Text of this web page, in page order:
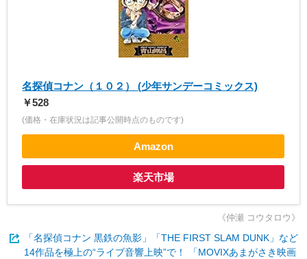
名探偵コナン（１０２） (少年サンデーコミックス)
￥528
(価格・在庫状況は記事公開時点のものです)
Amazon
楽天市場
《仲瀬 コウタロウ》
「名探偵コナン 黒鉄の魚影」「THE FIRST SLAM DUNK」など
14作品を極上の“ライブ音響上映”で！ 「MOVIXあまがさき映画